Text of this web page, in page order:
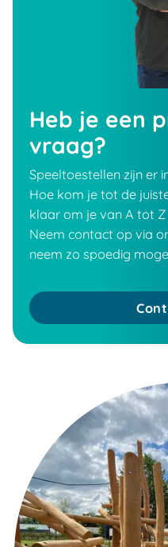
Heb je een
vraag?
Speeltoestellen zijn er
Hoe kom je tot de
klaar om je van A tot
Neem contact op via
neem zo spoedig